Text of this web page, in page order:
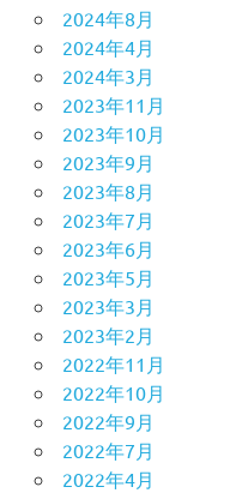
2024年8月
2024年4月
2024年3月
2023年11月
2023年10月
2023年9月
2023年8月
2023年7月
2023年6月
2023年5月
2023年3月
2023年2月
2022年11月
2022年10月
2022年9月
2022年7月
2022年4月